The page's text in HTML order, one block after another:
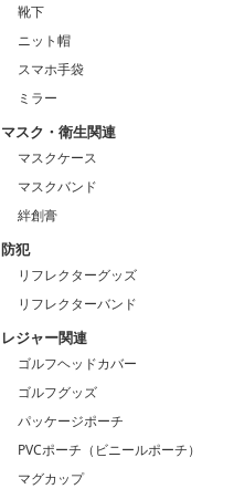
靴下
ニット帽
スマホ手袋
ミラー
マスク・衛生関連
マスクケース
マスクバンド
絆創膏
防犯
リフレクターグッズ
リフレクターバンド
レジャー関連
ゴルフヘッドカバー
ゴルフグッズ
パッケージポーチ
PVCポーチ（ビニールポーチ）
マグカップ